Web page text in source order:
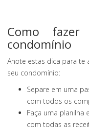
Como
condomínio
Anote estas dica para te
seu condomínio:
Separe em uma
com todos os
Faça uma planilha
com todas as